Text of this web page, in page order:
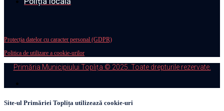
Protecția datelor cu caracter personal (GDPR)
Politica de utilizare a cookie-urilor
Primăria Municipiului Toplița © 2025. Toate drepturile rezervate.
Site-ul Primăriei Toplița utilizează cookie-uri